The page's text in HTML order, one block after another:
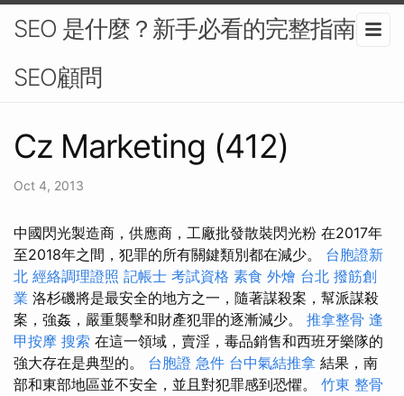
SEO 是什麼？新手必看的完整指南-
SEO顧問
Cz Marketing (412)
Oct 4, 2013
中國閃光製造商，供應商，工廠批發散裝閃光粉 在2017年
至2018年之間，犯罪的所有關鍵類別都在減少。 台胞證新
北 經絡調理證照 記帳士 考試資格 素食 外燴 台北 撥筋創
業 洛杉磯將是最安全的地方之一，隨著謀殺案，幫派謀殺
案，強姦，嚴重襲擊和財產犯罪的逐漸減少。 推拿整骨 逢
甲按摩 搜索 在這一領域，賣淫，毒品銷售和西班牙樂隊的
強大存在是典型的。 台胞證 急件 台中氣結推拿 結果，南
部和東部地區並不安全，並且對犯罪感到恐懼。 竹東 整骨